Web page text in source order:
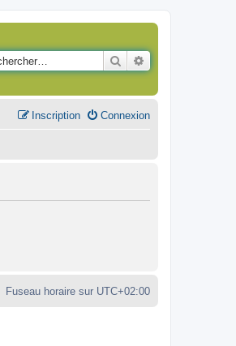
Rechercher
Connexion
Inscription
Fuseau horaire sur UTC+02:00